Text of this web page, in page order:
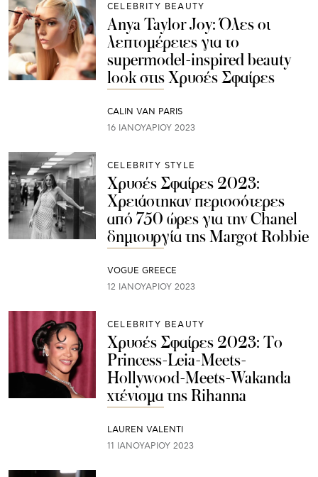
CELEBRITY BEAUTY
Anya Taylor Joy: Όλες οι
λεπτομέρειες για το
supermodel-inspired beauty
look στις Χρυσές Σφαίρες
CALIN VAN PARIS
16 ΙΑΝΟΥΑΡΊΟΥ 2023
CELEBRITY STYLE
Χρυσές Σφαίρες 2023:
Χρειάστηκαν περισσότερες
από 750 ώρες για την Chanel
δημιουργία της Margot Robbie
VOGUE GREECE
12 ΙΑΝΟΥΑΡΊΟΥ 2023
CELEBRITY BEAUTY
Χρυσές Σφαίρες 2023: Το
Princess-Leia-Meets-
Hollywood-Meets-Wakanda
χτένισμα της Rihanna
LAUREN VALENTI
11 ΙΑΝΟΥΑΡΊΟΥ 2023